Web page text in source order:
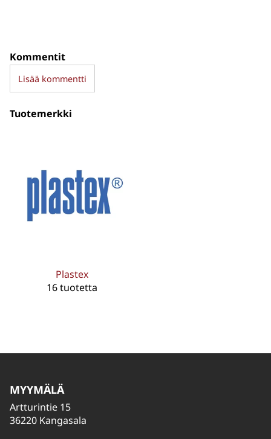
Kommentit
Lisää kommentti
Tuotemerkki
Plastex
16 tuotetta
MYYMÄLÄ
Artturintie 15
36220 Kangasala